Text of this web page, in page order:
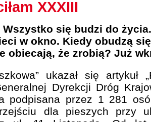
XXXIII
się budzi do
w okno. Kiedy obudzą
obiecają, że zrobią? Już
ukazał się artykuł
Dyrekcji Dróg
podpisana przez 1 281
dla pieszych przy